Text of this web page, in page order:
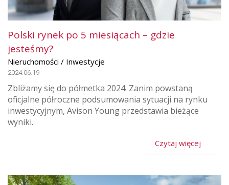
Polski rynek po 5 miesiącach – gdzie
jesteśmy?
Nieruchomości / Inwestycje
2024.06.19
Zbliżamy się do półmetka 2024. Zanim powstaną
oficjalne półroczne podsumowania sytuacji na rynku
inwestycyjnym, Avison Young przedstawia bieżące
wyniki.
Czytaj więcej